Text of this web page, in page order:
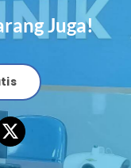
Juga!